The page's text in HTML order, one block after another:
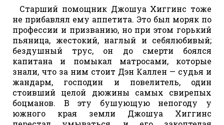
Старший помощник Джошуа Хиггинс тоже
не прибавлял ему аппетита. Это был моряк по
профессии и призванию, но при этом горький
пьяница, жестокий, наглый и себялюбивый;
бездушный трус, он до смерти боялся
капитана и помыкал матросами, которые
знали, что за ним стоит Дэн Каллен — судья и
жандарм, господин и повелитель, один
стоивший целой дюжины самых свирепых
боцманов. В эту бушующую непогоду у
южного края земли Джошуа Хиггинс